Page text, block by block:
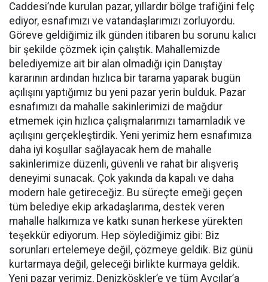
Caddesi’nde kurulan pazar, yıllardır bölge trafiğini felç
ediyor, esnafımızı ve vatandaşlarımızı zorluyordu.
Göreve geldiğimiz ilk günden itibaren bu sorunu kalıcı
bir şekilde çözmek için çalıştık. Mahallemizde
belediyemize ait bir alan olmadığı için Danıştay
kararının ardından hızlıca bir tarama yaparak bugün
açılışını yaptığımız bu yeni pazar yerin bulduk. Pazar
esnafımızı da mahalle sakinlerimizi de mağdur
etmemek için hızlıca çalışmalarımızı tamamladık ve
açılışını gerçekleştirdik. Yeni yerimiz hem esnafımıza
daha iyi koşullar sağlayacak hem de mahalle
sakinlerimize düzenli, güvenli ve rahat bir alışveriş
deneyimi sunacak. Çok yakında da kapalı ve daha
modern hale getireceğiz. Bu süreçte emeği geçen
tüm belediye ekip arkadaşlarıma, destek veren
mahalle halkımıza ve katkı sunan herkese yürekten
teşekkür ediyorum. Hep söylediğimiz gibi: Biz
sorunları ertelemeye değil, çözmeye geldik. Biz günü
kurtarmaya değil, geleceği birlikte kurmaya geldik.
Yeni pazar yerimiz, Denizköşkler’e ve tüm Avcılar’a